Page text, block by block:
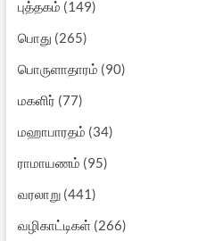
புத்தகம் (149)
பொது (265)
பொருளாதாரம் (90)
மகளிர் (77)
மஹாபாரதம் (34)
ராமாயணம் (95)
வரலாறு(441)
வழிகாட்டிகள்(266)